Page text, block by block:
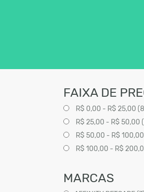
FAIXA DE
R$ 0,00 - R$ 25,00
R$ 25,00 - R$ 50,00
R$ 50,00 - R$
R$ 100,00 - R$
MARCAS